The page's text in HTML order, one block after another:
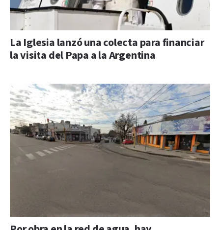
La Iglesia lanzó una colecta para financiar
la visita del Papa a la Argentina